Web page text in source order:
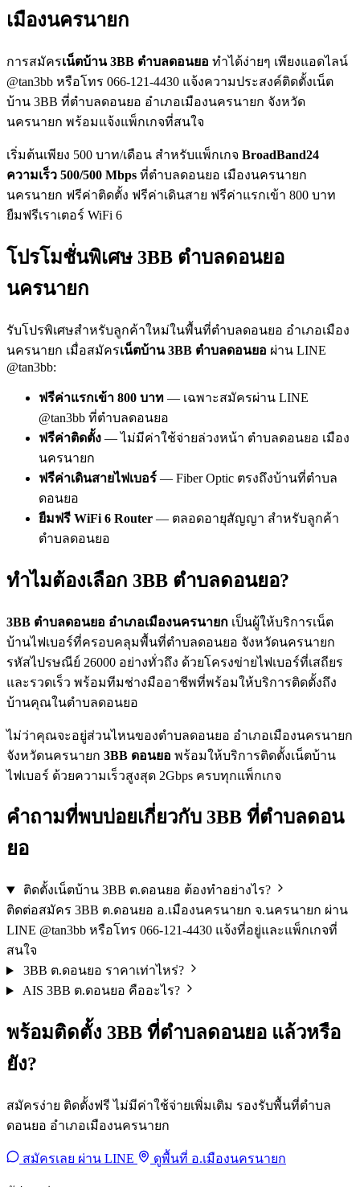
เมืองนครนายก
การสมัครเน็ตบ้าน 3BB ตำบลดอนยอ ทำได้ง่ายๆ เพียงแอดไลน์
@tan3bb หรือโทร 066-121-4430 แจ้งความประสงค์ติดตั้งเน็ต
บ้าน 3BB ที่ตำบลดอนยอ อำเภอเมืองนครนายก จังหวัด
นครนายก พร้อมแจ้งแพ็กเกจที่สนใจ
เริ่มต้นเพียง 500 บาท/เดือน สำหรับแพ็กเกจ BroadBand24
ความเร็ว 500/500 Mbps ที่ตำบลดอนยอ เมืองนครนายก
นครนายก ฟรีค่าติดตั้ง ฟรีค่าเดินสาย ฟรีค่าแรกเข้า 800 บาท
ยืมฟรีเราเตอร์ WiFi 6
โปรโมชั่นพิเศษ 3BB ตำบลดอนยอ
นครนายก
รับโปรพิเศษสำหรับลูกค้าใหม่ในพื้นที่ตำบลดอนยอ อำเภอเมือง
นครนายก เมื่อสมัครเน็ตบ้าน 3BB ตำบลดอนยอ ผ่าน LINE
@tan3bb:
ฟรีค่าแรกเข้า 800 บาท — เฉพาะสมัครผ่าน LINE
@tan3bb ที่ตำบลดอนยอ
ฟรีค่าติดตั้ง — ไม่มีค่าใช้จ่ายล่วงหน้า ตำบลดอนยอ เมือง
นครนายก
ฟรีค่าเดินสายไฟเบอร์ — Fiber Optic ตรงถึงบ้านที่ตำบล
ดอนยอ
ยืมฟรี WiFi 6 Router — ตลอดอายุสัญญา สำหรับลูกค้า
ตำบลดอนยอ
ทำไมต้องเลือก 3BB ตำบลดอนยอ?
3BB ตำบลดอนยอ อำเภอเมืองนครนายก เป็นผู้ให้บริการเน็ต
บ้านไฟเบอร์ที่ครอบคลุมพื้นที่ตำบลดอนยอ จังหวัดนครนายก
รหัสไปรษณีย์ 26000 อย่างทั่วถึง ด้วยโครงข่ายไฟเบอร์ที่เสถียร
และรวดเร็ว พร้อมทีมช่างมืออาชีพที่พร้อมให้บริการติดตั้งถึง
บ้านคุณในตำบลดอนยอ
ไม่ว่าคุณจะอยู่ส่วนไหนของตำบลดอนยอ อำเภอเมืองนครนายก
จังหวัดนครนายก 3BB ดอนยอ พร้อมให้บริการติดตั้งเน็ตบ้าน
ไฟเบอร์ ด้วยความเร็วสูงสุด 2Gbps ครบทุกแพ็กเกจ
คำถามที่พบบ่อยเกี่ยวกับ 3BB ที่ตำบลดอน
ยอ
ติดตั้งเน็ตบ้าน 3BB ต.ดอนยอ ต้องทำอย่างไร?
ติดต่อสมัคร 3BB ต.ดอนยอ อ.เมืองนครนายก จ.นครนายก ผ่าน
LINE @tan3bb หรือโทร 066-121-4430 แจ้งที่อยู่และแพ็กเกจที่
สนใจ
3BB ต.ดอนยอ ราคาเท่าไหร่?
AIS 3BB ต.ดอนยอ คืออะไร?
พร้อมติดตั้ง 3BB ที่ตำบลดอนยอ แล้วหรือ
ยัง?
สมัครง่าย ติดตั้งฟรี ไม่มีค่าใช้จ่ายเพิ่มเติม รองรับพื้นที่ตำบล
ดอนยอ อำเภอเมืองนครนายก
สมัครเลย ผ่าน LINE ดูพื้นที่ อ.เมืองนครนายก